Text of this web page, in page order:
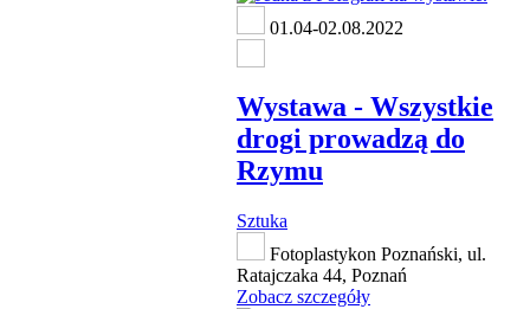
01.04-02.08.2022
Wystawa - Wszystkie
drogi prowadzą do
Rzymu
Sztuka
Fotoplastykon Poznański, ul.
Ratajczaka 44, Poznań
Zobacz szczegóły